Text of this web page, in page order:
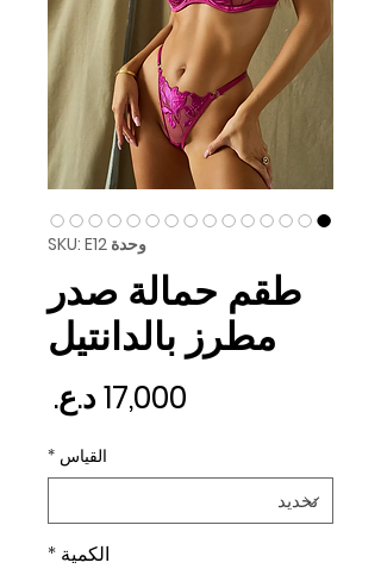
وحدة SKU: E12
طقم حمالة صدر
مطرز بالدانتيل
القياس *
الكمية *